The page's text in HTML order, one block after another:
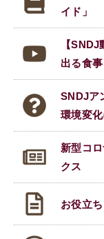
イド」
【
出る食事
SNDJア
環境変化
新型コ
クス
お役立